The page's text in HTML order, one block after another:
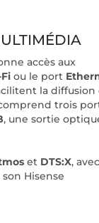
accès aux
ou le port
la diffusion
trois
, une sortie
et DTS:X,
Hisense